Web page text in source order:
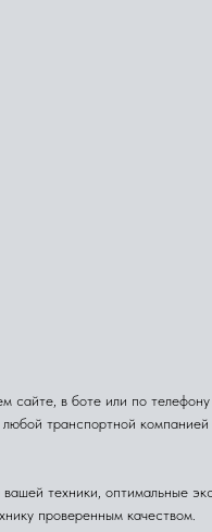
сайте, в боте или по
транспортной
техники, оптимальные
проверенным качеством.